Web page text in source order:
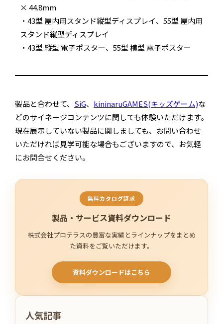
× 44.8mm
・43型 屋内用スタンド縦型ディスプレイ、55型 屋内用
スタンド縦型ディスプレイ
・43型 縦型 電子ポスター、55型 横型 電子ポスター
製品と合わせて、 SiG、 kininaruGAMES(キッズゲーム)な
どのサイネージコンテンツに関しても体験いただけます。
現在展示していない製品に関しましても、お問い合わせ
いただければ見学可能な場合もございますので、お気軽
にお問合せください。
無料カタログ請求
製品・サービス資料ダウンロード
株式会社プロテラスの豊富な実績とラインナップをまとめ
た資料をご覧いただけます。
資料ダウンロードはこちら
人気記事